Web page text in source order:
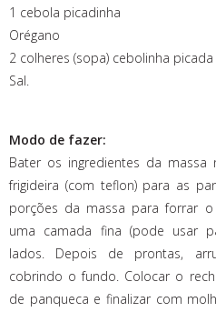
1 cebola picadinha
Orégano
2 colheres (sopa) cebolinha picada
Sal.
Modo de fazer:
Bater os ingredientes da massa
frigideira (com teflon) para as
porções da massa para forrar
uma camada fina (pode usar
lados. Depois de prontas,
cobrindo o fundo. Colocar o
de panqueca e finalizar com